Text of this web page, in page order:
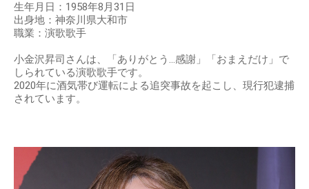
生年月日：1958年8月31日
出身地：神奈川県大和市
職業：演歌歌手
小金沢昇司さんは、「ありがとう…感謝」「おまえだけ」で
しられている演歌歌手です。
2020年に酒気帯び運転による追突事故を起こし、現行犯逮捕
されています。